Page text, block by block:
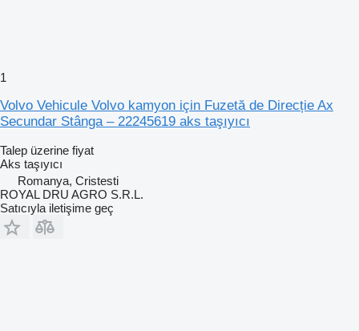
1
Volvo Vehicule Volvo kamyon için Fuzetă de Direcție Ax
Secundar Stânga – 22245619 aks taşıyıcı
Talep üzerine fiyat
Aks taşıyıcı
Romanya, Cristesti
ROYAL DRU AGRO S.R.L.
Satıcıyla iletişime geç